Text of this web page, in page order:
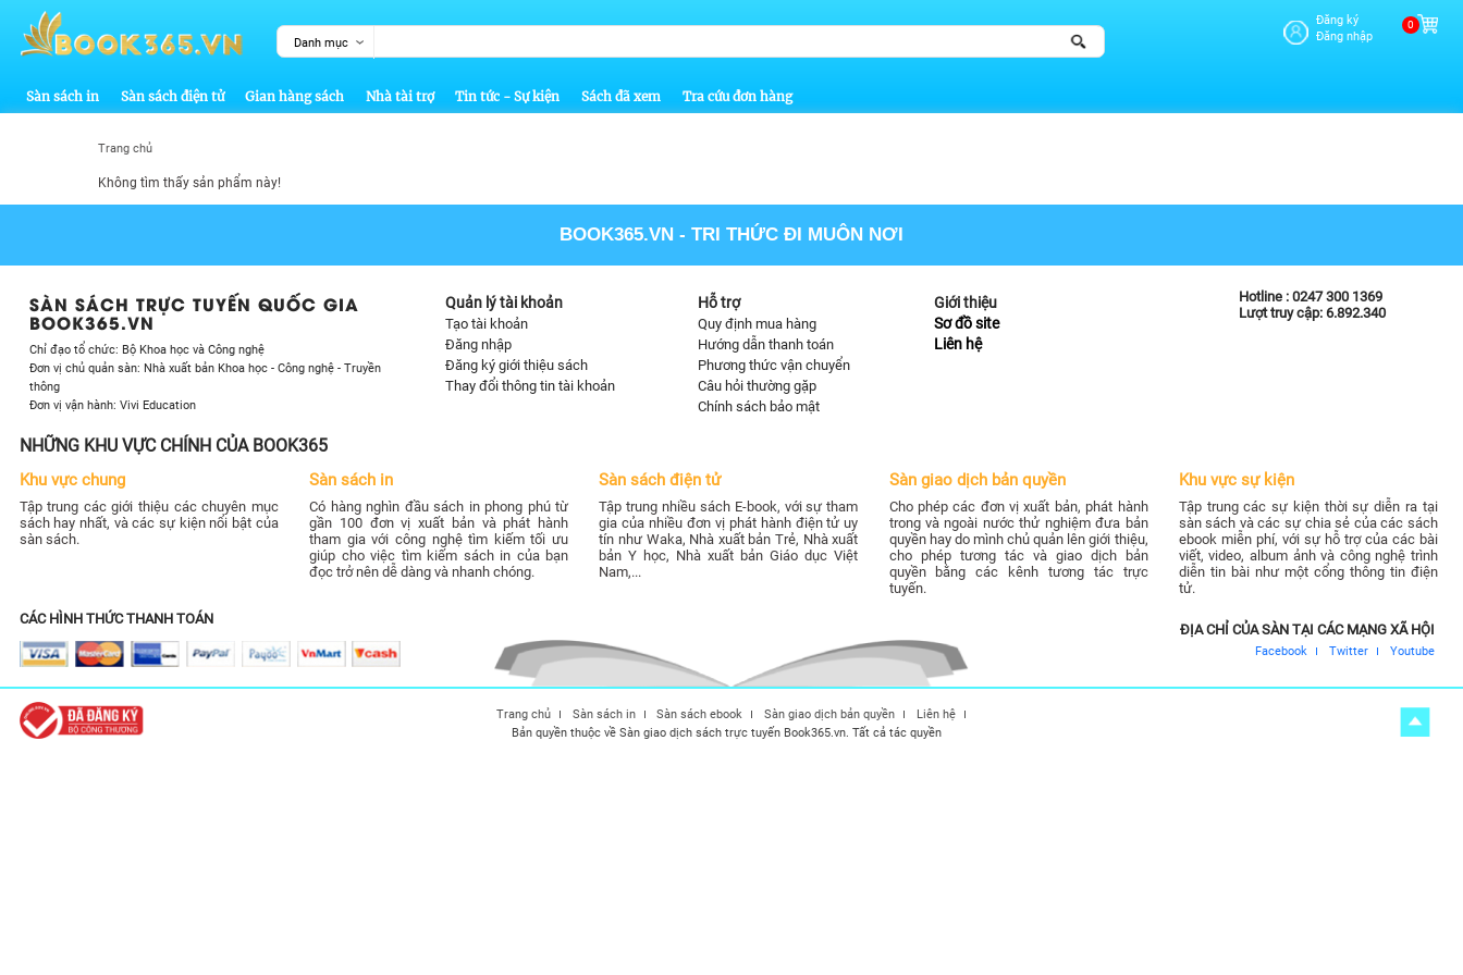
Danh mục
Đăng ký
Đăng nhập
0
Sàn sách in Sàn sách điện tử Gian hàng sách Nhà tài trợ Tin tức - Sự kiện Sách đã xem Tra cứu đơn hàng
Trang chủ
Không tìm thấy sản phẩm này!
BOOK365.VN - TRI THỨC ĐI MUÔN NƠI
SÀN SÁCH TRỰC TUYẾN QUỐC GIA
BOOK365.VN
Chỉ đạo tổ chức: Bộ Khoa học và Công nghệ
Đơn vị chủ quản sàn: Nhà xuất bản Khoa học - Công nghệ - Truyền
thông
Đơn vị vận hành: Vivi Education
Quản lý tài khoản
Tạo tài khoản
Đăng nhập
Đăng ký giới thiệu sách
Thay đổi thông tin tài khoản
Hỗ trợ
Quy định mua hàng
Hướng dẫn thanh toán
Phương thức vận chuyển
Câu hỏi thường gặp
Chính sách bảo mật
Giới thiệu
Sơ đồ site
Liên hệ
Hotline : 0247 300 1369
Lượt truy cập: 6.892.340
NHỮNG KHU VỰC CHÍNH CỦA BOOK365
Khu vực chung
Tập trung các giới thiệu các chuyên mục
sách hay nhất, và các sự kiện nổi bật của
sàn sách.
Sàn sách in
Có hàng nghìn đầu sách in phong phú từ
gần 100 đơn vị xuất bản và phát hành
tham gia với công nghệ tìm kiếm tối ưu
giúp cho việc tìm kiếm sách in của bạn
đọc trở nên dễ dàng và nhanh chóng.
Sàn sách điện tử
Tập trung nhiều sách E-book, với sự tham
gia của nhiều đơn vị phát hành điện tử uy
tín như Waka, Nhà xuất bản Trẻ, Nhà xuất
bản Y học, Nhà xuất bản Giáo dục Việt
Nam,...
Sàn giao dịch bản quyền
Cho phép các đơn vị xuất bản, phát hành
trong và ngoài nước thử nghiệm đưa bản
quyền hay do mình chủ quản lên giới thiệu,
cho phép tương tác và giao dịch bản
quyền bằng các kênh tương tác trực
tuyến.
Khu vực sự kiện
Tập trung các sự kiện thời sự diễn ra tại
sàn sách và các sự chia sẻ của các sách
ebook miễn phí, với sự hỗ trợ của các bài
viết, video, album ảnh và công nghệ trình
diễn tin bài như một cổng thông tin điện
tử.
CÁC HÌNH THỨC THANH TOÁN
ĐỊA CHỈ CỦA SÀN TẠI CÁC MẠNG XÃ HỘI
Facebook Twitter Youtube
Trang chủ Sàn sách in Sàn sách ebook Sàn giao dịch bản quyền
Liên hệ
Bản quyền thuộc về Sàn giao dịch sách trực tuyến Book365.vn. Tất cả tác quyền